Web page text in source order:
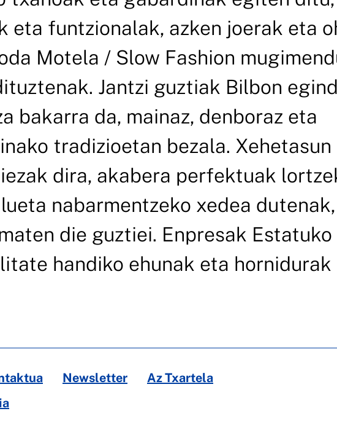
eta funtzionalak, azken joerak eta
Motela / Slow Fashion
Jantzi guztiak Bilbon
bakarra da, mainaz, denboraz eta
tradizioetan bezala. Xehetasun
dira, akabera perfektuak
nabarmentzeko xedea
die guztiei. Enpresak Estatuko
handiko ehunak eta hornidurak
Newsletter
Az Txartela